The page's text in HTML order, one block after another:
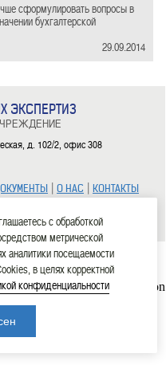
сформулировать вопросы в
бухгалтерской
29.09.2014
ЭКСПЕРТИЗ
д. 102/2, офис 308
| О НАС | КОНТАКТЫ
экспертиз»
client library minor version
in
blocks/db.php
on
с обработкой
метрической
аналитики посещаемости
в целях корректной
конфиденциальности